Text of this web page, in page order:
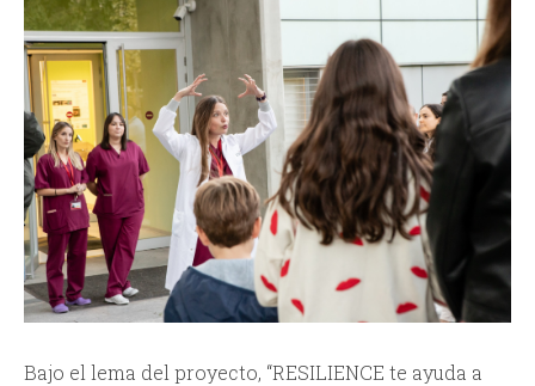
Bajo el lema del proyecto, “RESILIENCE te ayuda a